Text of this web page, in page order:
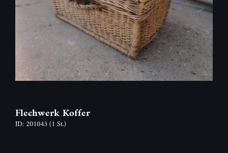
Flechwerk Koffer
ID: 201043(1 St.)